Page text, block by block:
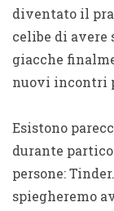
diventato il
celibe di avere
giacche
nuovi incontri
Esistono
durante
persone:
spiegheremo